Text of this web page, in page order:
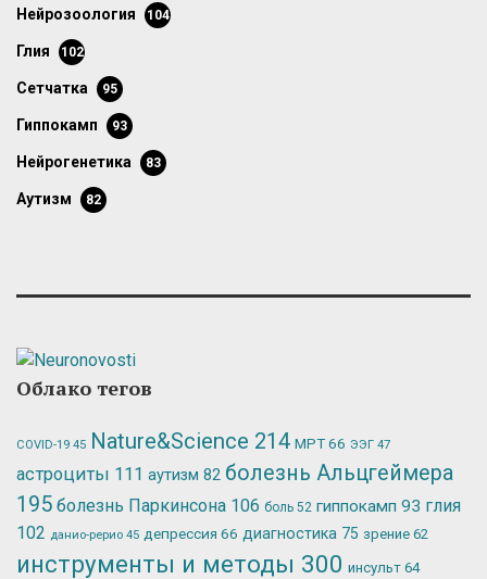
нейрозоология 104
глия 102
сетчатка 95
гиппокамп 93
нейрогенетика 83
аутизм 82
Облако тегов
COVID-19 45 Nature&Science 214 МРТ66 ЭЭГ 47
астроциты 111 аутизм 82 болезнь Альцгеймера
195 болезнь Паркинсона 106 боль 52 гиппокамп 93 глия
102 данио-рерио 45 депрессия 66 диагностика 75 зрение 62
инструменты и методы 300 инсульт 64